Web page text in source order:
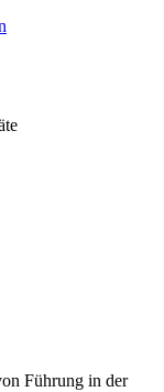
Führung in der